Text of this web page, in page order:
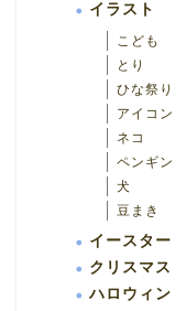
イラスト
こども
とり
ひな祭り
アイコン
ネコ
ペンギン
犬
豆まき
イースター
クリスマス
ハロウィン